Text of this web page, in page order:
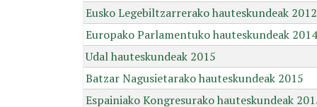
Eusko Legebiltzarrerako hauteskundeak 2012
Europako Parlamentuko hauteskundeak 2014
Udal hauteskundeak 2015
Batzar Nagusietarako hauteskundeak 2015
Espainiako Kongresurako hauteskundeak